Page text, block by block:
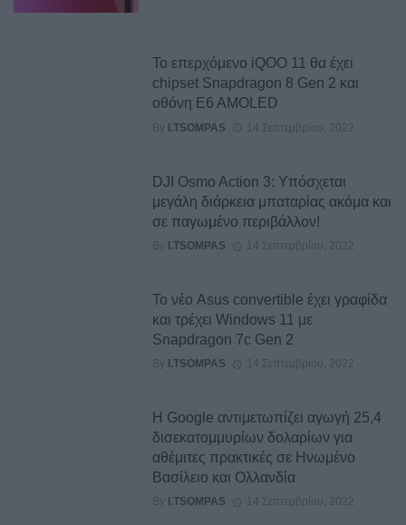
Το επερχόμενο iQOO 11 θα έχει
chipset Snapdragon 8 Gen 2 και
οθόνη E6 AMOLED
By I.TSOMPAS 14 Σεπτεμβρίου, 2022
DJI Osmo Action 3: Υπόσχεται
μεγάλη διάρκεια μπαταρίας ακόμα και
σε παγωμένο περιβάλλον!
By I.TSOMPAS 14 Σεπτεμβρίου, 2022
Το νέο Asus convertible έχει γραφίδα
και τρέχει Windows 11 με
Snapdragon 7c Gen 2
By I.TSOMPAS 14 Σεπτεμβρίου, 2022
Η Google αντιμετωπίζει αγωγή 25,4
δισεκατομμυρίων δολαρίων για
αθέμιτες πρακτικές σε Ηνωμένο
Βασίλειο και Ολλανδία
By I.TSOMPAS 14 Σεπτεμβρίου, 2022